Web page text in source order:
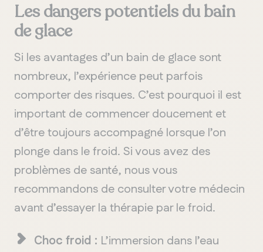
Les dangers potentiels du bain
de glace
Si les avantages d’un bain de glace sont
nombreux, l’expérience peut parfois
comporterdes risques. C’est pourquoi il est
important de commencerdoucement et
d’êtretoujours accompagné lorsque l’on
plonge dans lefroid. Sivous avez des
problèmes de santé, nousvous
recommandons de consultervotre médecin
avant d’essayerla thérapie par lefroid.
Choc froid : L’immersion dans l’eau